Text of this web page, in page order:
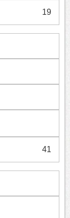
19
41